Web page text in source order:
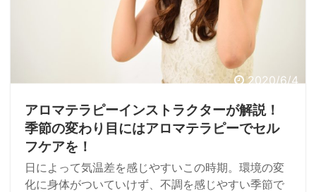
2020/6/4
アロマテラピーインストラクターが解説！
季節の変わり目にはアロマテラピーでセル
フケアを！
日によって気温差を感じやすいこの時期。環境の変
化に身体がついていけず、不調を感じやすい季節で